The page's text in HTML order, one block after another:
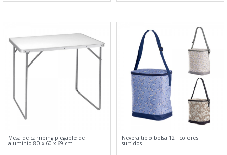
Mesa de camping plegable de
aluminio 80 x 60 x 69 cm
Nevera tipo bolsa 12 l colores
surtidos